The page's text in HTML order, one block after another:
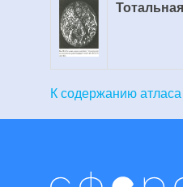
К содержанию атласа